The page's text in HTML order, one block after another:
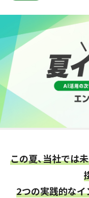
この夏、当社では
2つの実践的なイ